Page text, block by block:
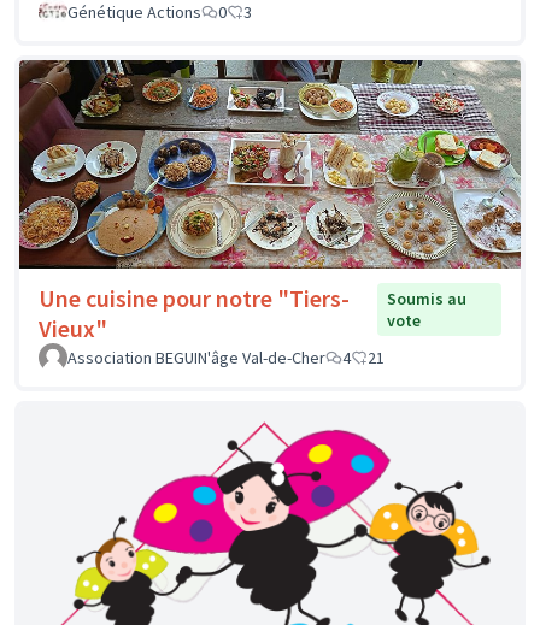
Génétique Actions 0 3
Une cuisine pour notre "Tiers-
Vieux"
Soumis au
vote
Association BEGUIN'âge Val-de-Cher
4 21